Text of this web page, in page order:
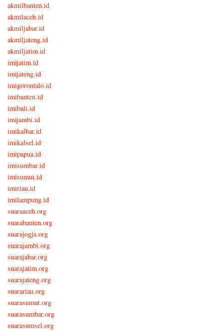
akmilbanten.id
akmilaceh.id
akmiljabar.id
akmiljateng.id
akmiljatim.id
imijatim.id
imijateng.id
imigorontalo.id
imibanten.id
imibali.id
imijambi.id
imikalbar.id
imikalsel.id
imipapua.id
imisumbar.id
imisumut.id
imiriau.id
imilampung.id
suaraaceh.org
suarabanten.org
suarajogja.org
suarajambi.org
suarajabar.org
suarajatim.org
suarajateng.org
suarariau.org
suarasumut.org
suarasumbar.org
suarasumsel.org